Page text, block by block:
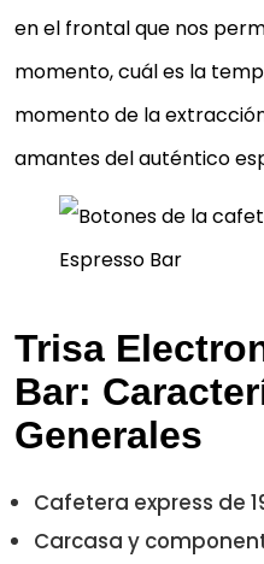
en el frontal que nos
momento, cuál es la
momento de la
amantes del auténtico
Trisa
Bar:
Generales
Cafetera express de
Carcasa y